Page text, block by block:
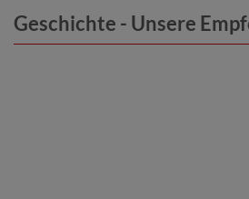
Geschichte - Unsere